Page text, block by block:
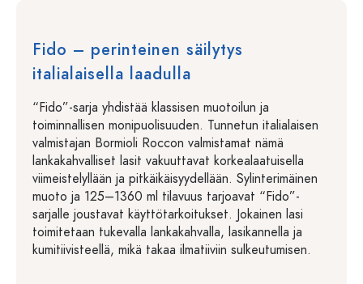
Fido – perinteinen säilytys
italialaisella laadulla
“Fido”-sarja yhdistää klassisen muotoilun ja
toiminnallisen monipuolisuuden. Tunnetun italialaisen
valmistajan Bormioli Roccon valmistamat nämä
lankakahvalliset lasit vakuuttavat korkealaatuisella
viimeistelyllään ja pitkäikäisyydellään. Sylinterimäinen
muoto ja 125–1360 ml tilavuus tarjoavat “Fido”-
sarjalle joustavat käyttötarkoitukset. Jokainen lasi
toimitetaan tukevalla lankakahvalla, lasikannella ja
kumitiivisteellä, mikä takaa ilmatiiviin sulkeutumisen.